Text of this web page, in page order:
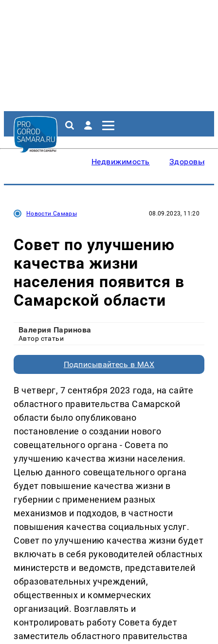
Недвижимость Здоровье
Новости Самары 08.09.2023, 11:20
Совет по улучшению
качества жизни
населения появится в
Самарской области
Валерия Паринова
Автор статьи
Подписывайтесь в MAX
В четверг, 7 сентября 2023 года, на сайте
областного правительства Самарской
области было опубликовано
постановление о создании нового
совещательного органа - Совета по
улучшению качества жизни населения.
Целью данного совещательного органа
будет повышение качества жизни в
губернии с применением разных
механизмов и подходов, в частности
повышения качества социальных услуг.
Совет по улучшению качества жизни будет
включать в себя руководителей областных
министерств и ведомств, представителей
образовательных учреждений,
общественных и коммерческих
организаций. Возглавлять и
контролировать работу Совета будет
заместитель областного правительства